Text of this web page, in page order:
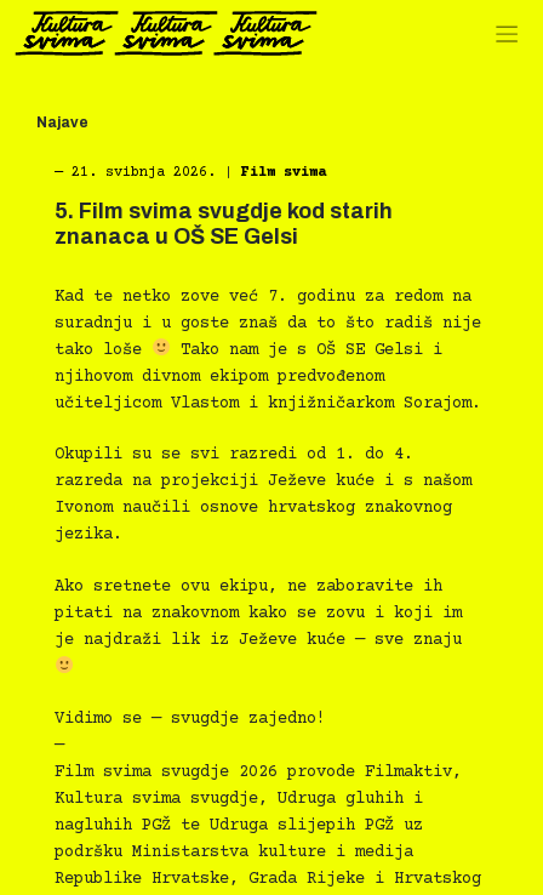
Preskoči
sadržaj
Najave
― 21. svibnja 2026. Film svima
5. Film svima svugdje kod starih
znanaca u OŠ SE Gelsi
Kad te netko zove već 7. godinu za redom na
suradnju i u goste znaš da to što radiš nije
tako loše
Tako nam je s OŠ SE Gelsi i
njihovom divnom ekipom predvođenom
učiteljicom Vlastom i knjižničarkom Sorajom.
Okupili su se svi razredi od 1. do 4.
razreda na projekciji Ježeve kuće i s našom
Ivonom naučili osnove hrvatskog znakovnog
jezika.
Ako sretnete ovu ekipu, ne zaboravite ih
pitati na znakovnom kako se zovu i koji im
je najdraži lik iz Ježeve kuće — sve znaju
Vidimo se — svugdje zajedno!
—
Film svima svugdje 2026 provode Filmaktiv,
Kultura svima svugdje, Udruga gluhih i
nagluhih PGŽ te Udruga slijepih PGŽ uz
podršku Ministarstva kulture i medija
Republike Hrvatske, Grada Rijeke i Hrvatskog